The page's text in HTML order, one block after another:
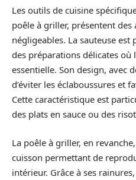
Les outils de cuisine
poêle à griller, présentent
négligeables. La sauteuse
des préparations délicates où
essentielle. Son design, avec
d’éviter les éclaboussures et
Cette caractéristique est
des plats en sauce ou des
La poêle à griller, en
cuisson permettant de
intérieur. Grâce à ses